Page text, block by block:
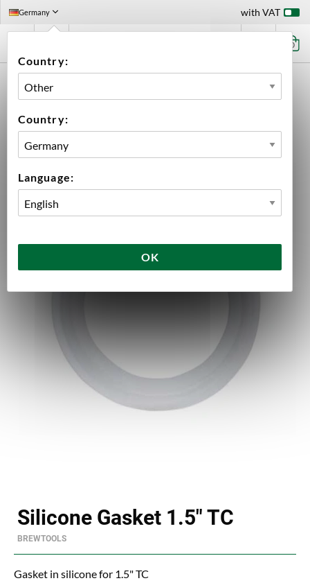
Germany
Country:
Country:
Language:
OK
with VAT
0
SILICONE GASKET 1.5" TC
Silicone Gasket 1.5" TC
BREWTOOLS
Gasket in silicone for 1.5" TC